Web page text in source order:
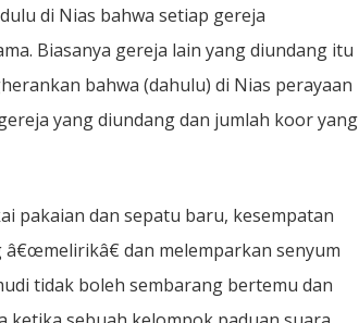
di Nias bahwa setiap gereja
Biasanya gereja lain yang diundang itu
bahwa (dahulu) di Nias perayaan
yang diundang dan jumlah koor yang
pakaian dan sepatu baru, kesempatan
dan melemparkan senyum
tidak boleh sembarang bertemu dan